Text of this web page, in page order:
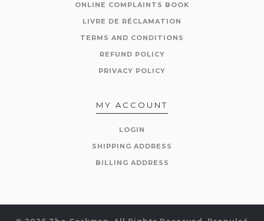
ONLINE COMPLAINTS BOOK
LIVRE DE RÉCLAMATION
TERMS AND CONDITIONS
REFUND POLICY
PRIVACY POLICY
MY ACCOUNT
LOGIN
SHIPPING ADDRESS
BILLING ADDRESS